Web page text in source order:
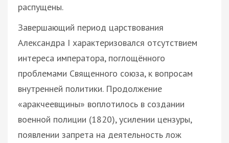
распущены.
Завершающий период царствования
Александра I характеризовался отсутствием
интереса императора, поглощённого
проблемами Священного союза, к вопросам
внутренней политики. Продолжение
«аракчеевщины» воплотилось в создании
военной полиции (1820), усилении цензуры,
появлении запрета на деятельность лож